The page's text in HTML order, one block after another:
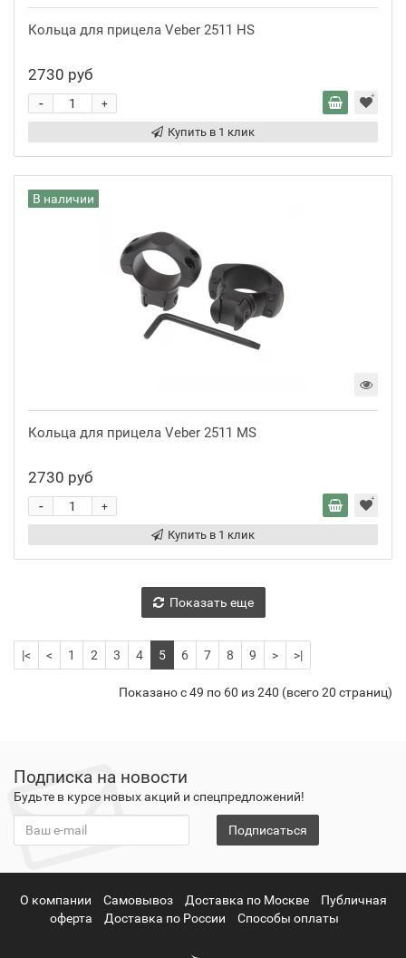
Кольца для прицела Veber 2511 HS
2730 руб
+
-
Купить в 1 клик
В наличии
Кольца для прицела Veber 2511 MS
2730 руб
+
-
Купить в 1 клик
Показать еще
|< < 1 2 3 4 5 6 7 8 9 > >|
Показано с 49 по 60 из 240 (всего 20 страниц)
Подписка на новости
Будьте в курсе новых акций и спецпредложений!
Подписаться
О компании Самовывоз Доставка по Москве
Публичная
оферта
Доставка по России Способы оплаты